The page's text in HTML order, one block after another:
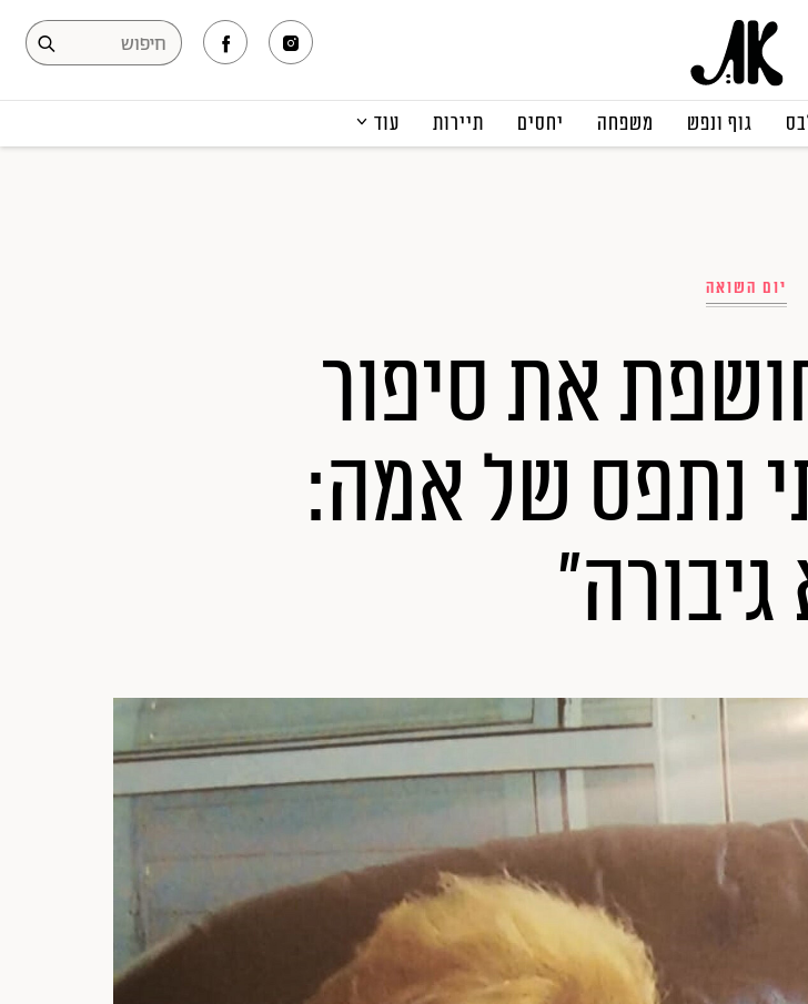
גוף ונפש משפחה יחסים תיירות עוד
יום השואה
את סיפור
נתפס של אמה: